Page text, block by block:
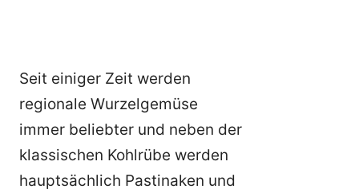
Seit einiger Zeit werden
regionale Wurzelgemüse
immer beliebter und neben der
klassischen Kohlrübe werden
hauptsächlich Pastinaken und